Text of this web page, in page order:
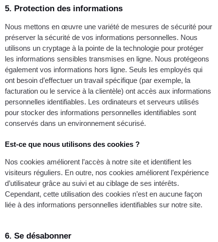
5. Protection des informations
Nous mettons en œuvre une variété de mesures de sécurité pour
préserver la sécurité de vos informations personnelles. Nous
utilisons un cryptage à la pointe de la technologie pour protéger
les informations sensibles transmises en ligne. Nous protégeons
également vos informations hors ligne. Seuls les employés qui
ont besoin d’effectuer un travail spécifique (par exemple, la
facturation ou le service à la clientèle) ont accès aux informations
personnelles identifiables. Les ordinateurs et serveurs utilisés
pour stocker des informations personnelles identifiables sont
conservés dans un environnement sécurisé.
Est-ce que nous utilisons des cookies ?
Nos cookies améliorent l’accès à notre site et identifient les
visiteurs réguliers. En outre, nos cookies améliorent l’expérience
d’utilisateur grâce au suivi et au ciblage de ses intérêts.
Cependant, cette utilisation des cookies n’est en aucune façon
liée à des informations personnelles identifiables sur notre site.
6. Se désabonner